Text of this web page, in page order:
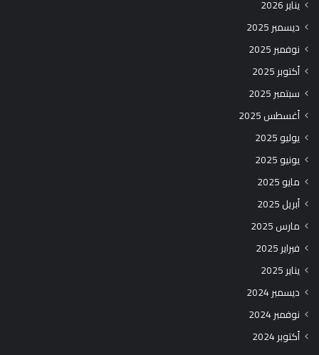
يناير 2026
ديسمبر 2025
نوفمبر 2025
أكتوبر 2025
سبتمبر 2025
أغسطس 2025
يوليو 2025
يونيو 2025
مايو 2025
أبريل 2025
مارس 2025
فبراير 2025
يناير 2025
ديسمبر 2024
نوفمبر 2024
أكتوبر 2024